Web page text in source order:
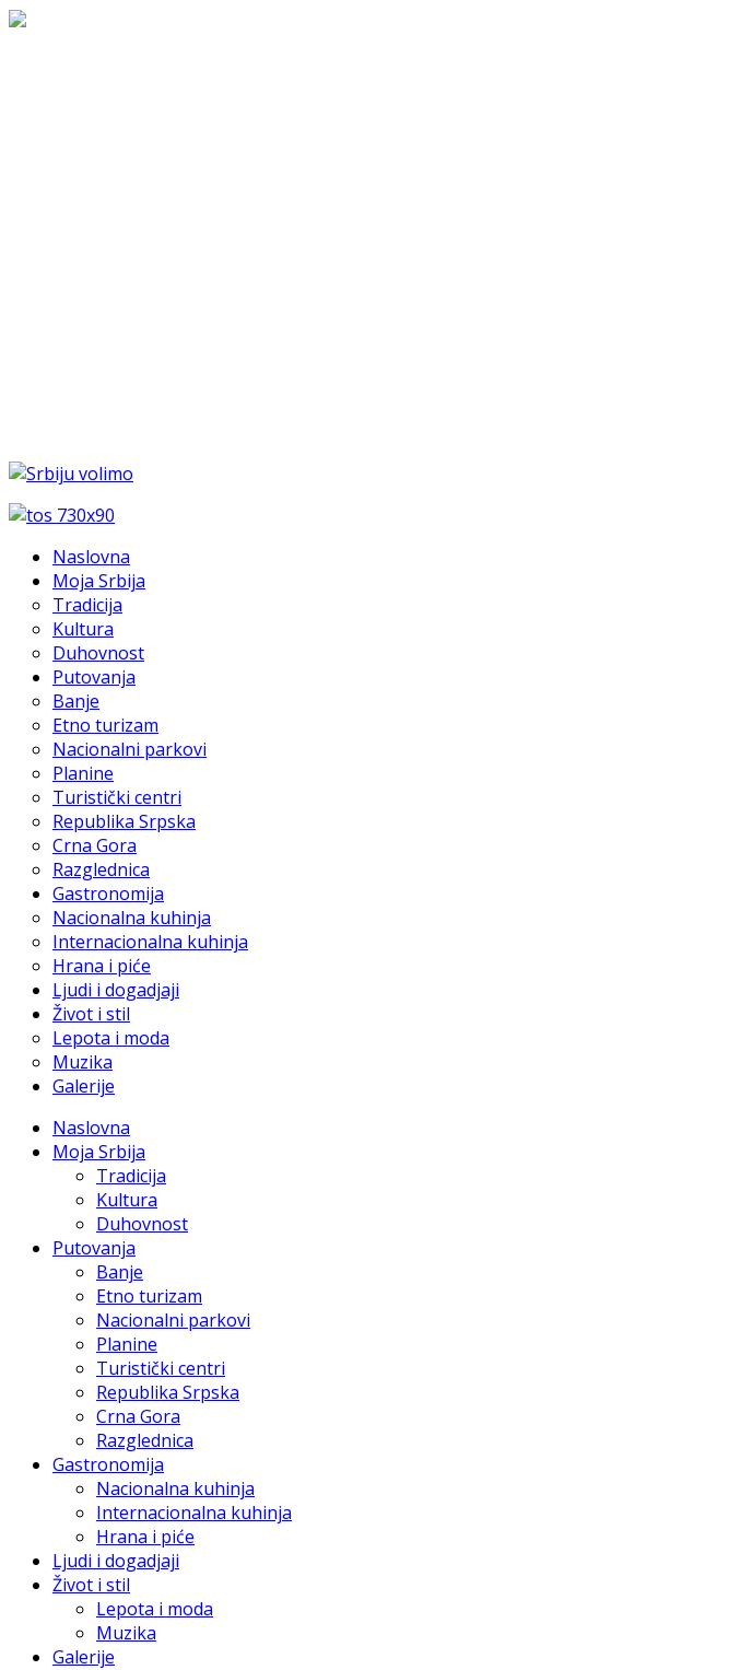
Naslovna
Moja Srbija
Tradicija
Kultura
Duhovnost
Putovanja
Banje
Etno turizam
Nacionalni parkovi
Planine
Turistički centri
Republika Srpska
Crna Gora
Razglednica
Gastronomija
Nacionalna kuhinja
Internacionalna kuhinja
Hrana i piće
Ljudi i dogadjaji
Život i stil
Lepota i moda
Muzika
Galerije
Naslovna
Moja Srbija
Tradicija
Kultura
Duhovnost
Putovanja
Banje
Etno turizam
Nacionalni parkovi
Planine
Turistički centri
Republika Srpska
Crna Gora
Razglednica
Gastronomija
Nacionalna kuhinja
Internacionalna kuhinja
Hrana i piće
Ljudi i dogadjaji
Život i stil
Lepota i moda
Muzika
Galerije